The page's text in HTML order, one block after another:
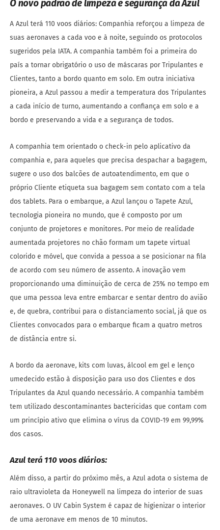
O novo padrão de limpeza e segurança da Azul
A Azul terá 110 voos diários: Companhia reforçou a limpeza de
suas aeronaves a cada voo e à noite, seguindo os protocolos
sugeridos pela IATA. A companhia também foi a primeira do
país a tornar obrigatório o uso de máscaras por Tripulantes e
Clientes, tanto a bordo quanto em solo. Em outra iniciativa
pioneira, a Azul passou a medir a temperatura dos Tripulantes
a cada início de turno, aumentando a confiança em solo e a
bordo e preservando a vida e a segurança de todos.
A companhia tem orientado o check-in pelo aplicativo da
companhia e, para aqueles que precisa despachar a bagagem,
sugere o uso dos balcões de autoatendimento, em que o
próprio Cliente etiqueta sua bagagem sem contato com a tela
dos tablets. Para o embarque, a Azul lançou o Tapete Azul,
tecnologia pioneira no mundo, que é composto por um
conjunto de projetores e monitores. Por meio de realidade
aumentada projetores no chão formam um tapete virtual
colorido e móvel, que convida a pessoa a se posicionar na fila
de acordo com seu número de assento. A inovação vem
proporcionando uma diminuição de cerca de 25% no tempo em
que uma pessoa leva entre embarcar e sentar dentro do avião
e, de quebra, contribui para o distanciamento social, já que os
Clientes convocados para o embarque ficam a quatro metros
de distância entre si.
A bordo da aeronave, kits com luvas, álcool em gel e lenço
umedecido estão à disposição para uso dos Clientes e dos
Tripulantes da Azul quando necessário. A companhia também
tem utilizado descontaminantes bactericidas que contam com
um princípio ativo que elimina o vírus da COVID-19 em 99,99%
dos casos.
Azul terá 110 voos diários:
Além disso, a partir do próximo mês, a Azul adota o sistema de
raio ultravioleta da Honeywell na limpeza do interior de suas
aeronaves. O UV Cabin System é capaz de higienizar o interior
de uma aeronave em menos de 10 minutos.